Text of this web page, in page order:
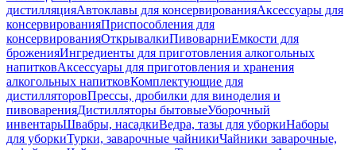
дистилляцияАвтоклавы для консервированияАксессуары для
консервированияПриспособления для
консервированияОткрывалкиПивоварниЕмкости для
броженияИнгредиенты для приготовления алкогольных
напитковАксессуары для приготовления и хранения
алкогольных напитковКомплектующие для
дистилляторовПрессы, дробилки для виноделия и
пивоваренияДистилляторы бытовыеУборочный
инвентарьШвабры, насадкиВедра, тазы для уборкиНаборы
для уборкиТурки, заварочные чайникиЧайники заварочные,